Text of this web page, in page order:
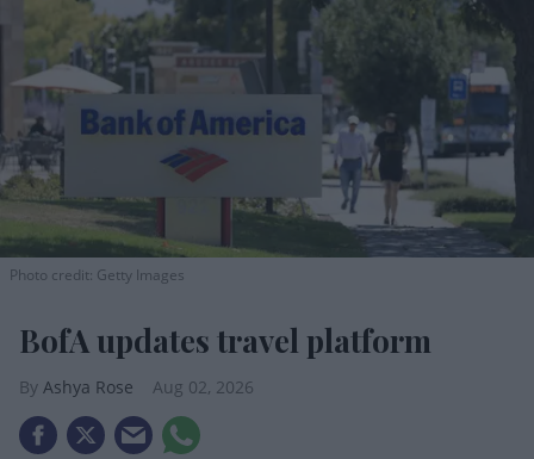
Photo credit: Getty Images
BofA updates travel platform
Ashya Rose Aug 02, 2026